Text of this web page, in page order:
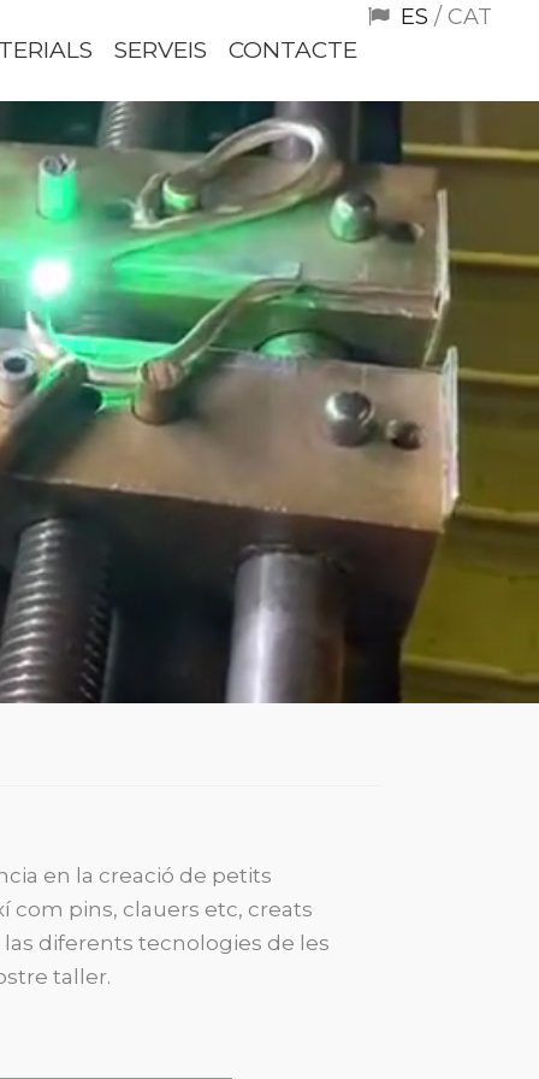
SERVEIS CONTACTE
ES / CAT
en la creació de petits
com pins, clauers etc, creats
diferents tecnologies de les
taller.